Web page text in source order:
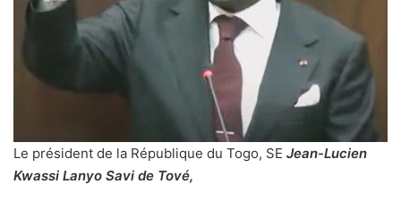
Le président de la République du Togo, SE Jean-Lucien
Kwassi Lanyo Savi de Tové,